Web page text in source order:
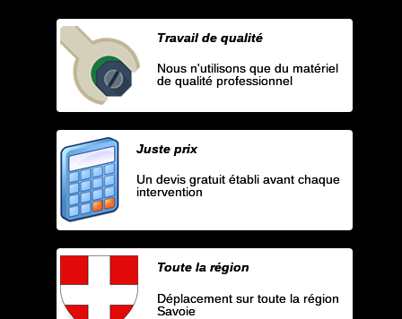
Travail de qualité
Nous n'utilisons que du matériel
de qualité professionnel
Juste prix
Un devis gratuit établi avant chaque
intervention
Toute la région
Déplacement sur toute la région
Savoie